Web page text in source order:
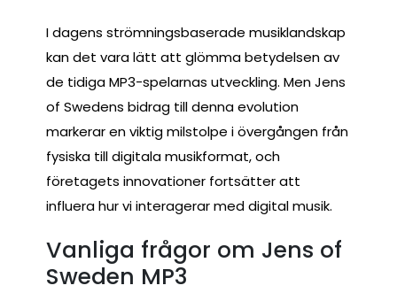
I dagens strömningsbaserade musiklandskap
kan det vara lätt att glömma betydelsen av
de tidiga MP3-spelarnas utveckling. Men Jens
of Swedens bidrag till denna evolution
markerar en viktig milstolpe i övergången från
fysiska till digitala musikformat, och
företagets innovationer fortsätter att
influera hur vi interagerar med digital musik.
Vanliga frågor om Jens of
Sweden MP3